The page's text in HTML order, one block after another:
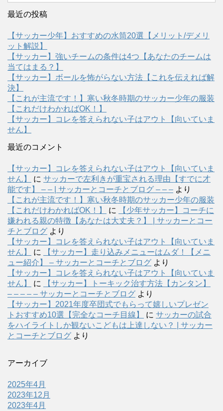
最近の投稿
【サッカー少年】おすすめの水筒20選【メリット/デメリ
ット解説】
【サッカー】強いチームの条件は4つ【あなたのチームは
当てはまる？】
【サッカー】ボールを怖がらない方法【これを伝えれば解
決】
【これが主流です！】寒い秋冬時期のサッカー少年の服装
【これだけわかればOK！】
【サッカー】コレを答えられない子はアウト【向いていま
せん】
最近のコメント
【サッカー】コレを答えられない子はアウト【向いていま
せん】
に サッカーで左利きが重宝される理由【すでに才
能です】 – – | サッカーとコーチとブログ – – – より
【これが主流です！】寒い秋冬時期のサッカー少年の服装
【これだけわかればOK！】
に
【少年サッカー】コーチに
嫌われる親の特徴【あなたは大丈夫？】 | サッカーとコー
チとブログ より
【サッカー】コレを答えられない子はアウト【向いていま
せん】
に
【サッカー】走り込みメニューはムダ！【メニ
ュー紹介】 – サッカーとコーチとブログ より
【サッカー】コレを答えられない子はアウト【向いていま
せん】
に
【サッカー】トーキック治す方法【カンタン】
– – – – – サッカーとコーチとブログ より
【サッカー】2021年度卒団式でもらって嬉しいプレゼン
トおすすめ10選【完全なコーチ目線】
に サッカーの試合
をハイライトしか観ないこどもは上達しない？ | サッカー
とコーチとブログ より
アーカイブ
2025年4月
2023年12月
2023年4月